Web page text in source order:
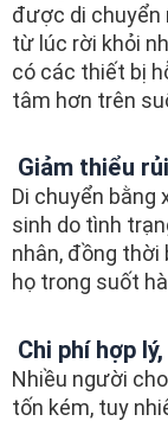
được di chuyển
từ lúc rời khỏi
có các thiết bị
tâm hơn trên
Giảm thiểu
Di chuyển bằng
sinh do tình
nhân, đồng thời
họ trong suốt
Chi phí hợp
Nhiều người
tốn kém, tuy